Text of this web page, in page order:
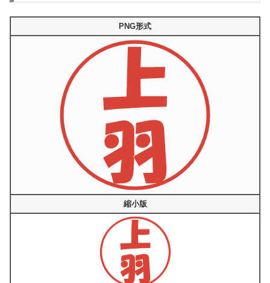
PNG形式
縮小版